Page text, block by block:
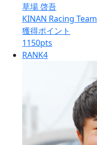
草場 啓吾
KINAN Racing Team
獲得ポイント
1150pts
RANK4